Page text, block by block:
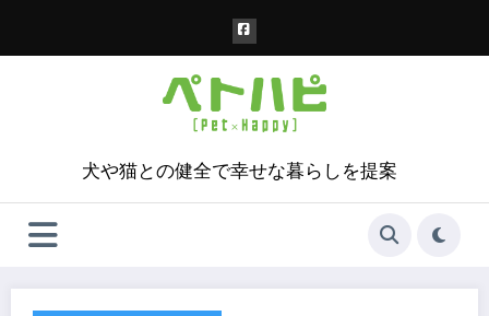
犬や猫との健全で幸せな暮らしを提案